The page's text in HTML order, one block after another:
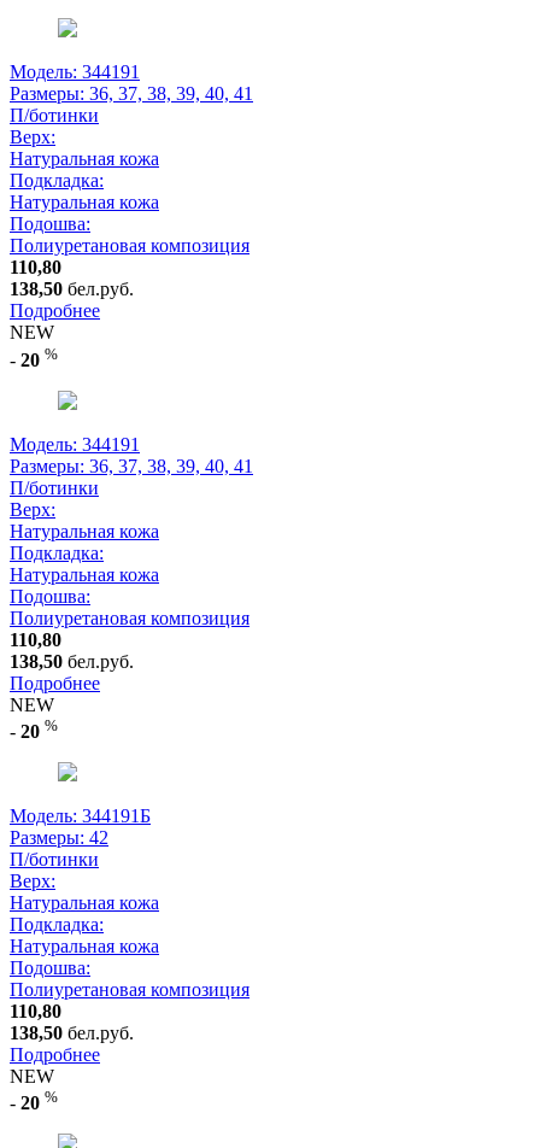
Модель: 344191
Размеры: 36, 37, 38, 39, 40, 41
П/ботинки
Верх:
Натуральная кожа
Подкладка:
Натуральная кожа
Подошва:
Полиуретановая композиция
110,80
138,50 бел.руб.
Подробнее
NEW
- 20 %
Модель: 344191
Размеры: 36, 37, 38, 39, 40, 41
П/ботинки
Верх:
Натуральная кожа
Подкладка:
Натуральная кожа
Подошва:
Полиуретановая композиция
110,80
138,50 бел.руб.
Подробнее
NEW
- 20 %
Модель: 344191Б
Размеры: 42
П/ботинки
Верх:
Натуральная кожа
Подкладка:
Натуральная кожа
Подошва:
Полиуретановая композиция
110,80
138,50 бел.руб.
Подробнее
NEW
- 20 %